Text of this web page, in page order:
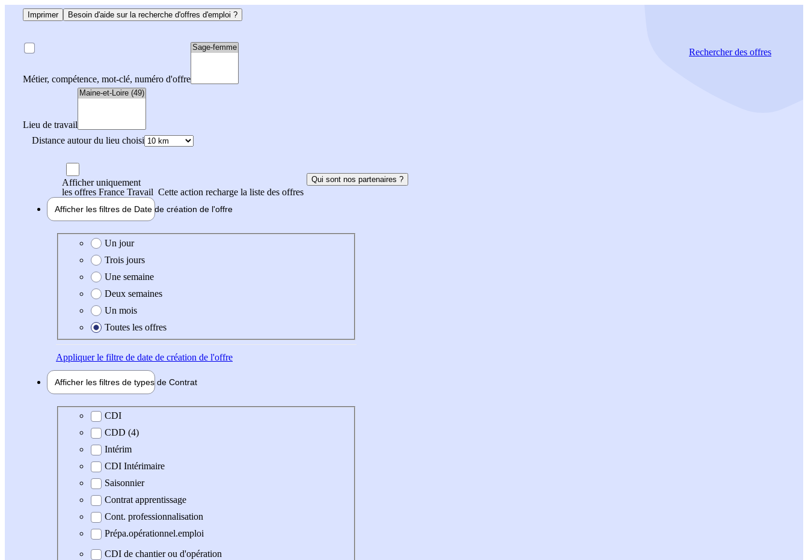
Imprimer Besoin d'aide sur la recherche d'offres d'emploi ?
Métier, compétence, mot-clé, numéro d'offre
Lieu de travail
Distance autour du lieu choisi
Rechercherdes offres
Afficher uniquement
les offres France Travail Cette action recharge la liste des offres
Qui sont nos partenaires ?
Afficher les filtres de Date de création de l'offre
Date de création de l'offre
Un jour
Trois jours
Une semaine
Deux semaines
Un mois
Toutes les offres
Appliquerle filtre de date de création de l'offre
Afficher les filtres de types de Contrat
Type de contrat
CDI
CDD (4)
Intérim
CDI Intérimaire
Saisonnier
Contrat apprentissage
Cont. professionnalisation
Prépa.opérationnel.emploi
CDI de chantier ou d'opération